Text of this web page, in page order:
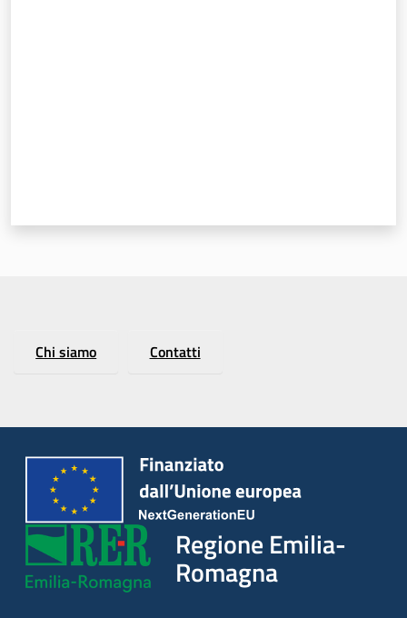
Chi siamo Contatti
Regione Emilia-
Romagna